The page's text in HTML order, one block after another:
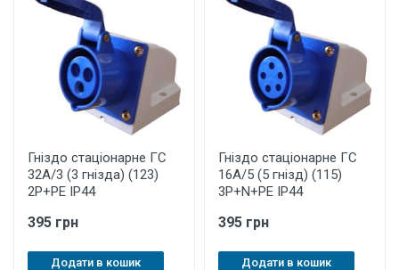
Гніздо стаціонарне ГС
32А/3 (3 гнізда) (123)
2P+PE IP44
395 грн
Додати в кошик
Гніздо стаціонарне ГС
16А/5 (5 гнізд) (115)
3P+N+PE IP44
395 грн
Додати в кошик